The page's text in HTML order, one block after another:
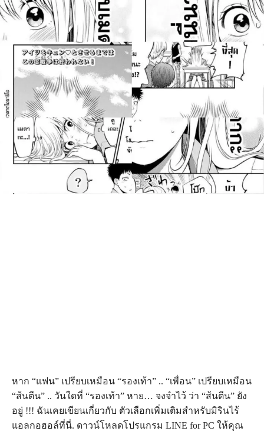
หาก “แฟน” เปรียบเหมือน “รองเท้า” .. “เพื่อน” เปรียบเหมือน
“ส้นตีน” .. วันใดที่ “รองเท้า” หาย… จงจำไว้ ว่า “ส้นตีน” ยัง
อยู่ !!! ฉันเคยเขียนเกี่ยวกับ ตัวเลือกเพิ่มเติมสำหรับมิรินไร้
แอลกอฮอล์ที่นี่. ดาวน์โหลดโปรแกรม LINE for PC ให้คุณ